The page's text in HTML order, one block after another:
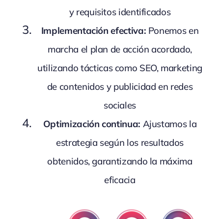
y requisitos identificados
Implementación efectiva: Ponemos en
marcha el plan de acción acordado,
utilizando tácticas como SEO, marketing
de contenidos y publicidad en redes
sociales
Optimización continua: Ajustamos la
estrategia según los resultados
obtenidos, garantizando la máxima
eficacia